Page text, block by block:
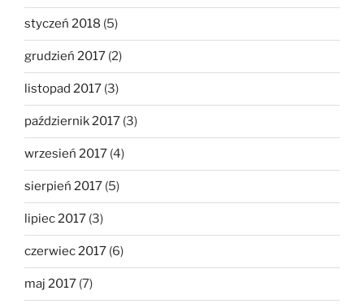
styczeń 2018 (5)
grudzień 2017 (2)
listopad 2017 (3)
październik 2017 (3)
wrzesień 2017 (4)
sierpień 2017 (5)
lipiec 2017 (3)
czerwiec 2017 (6)
maj 2017 (7)